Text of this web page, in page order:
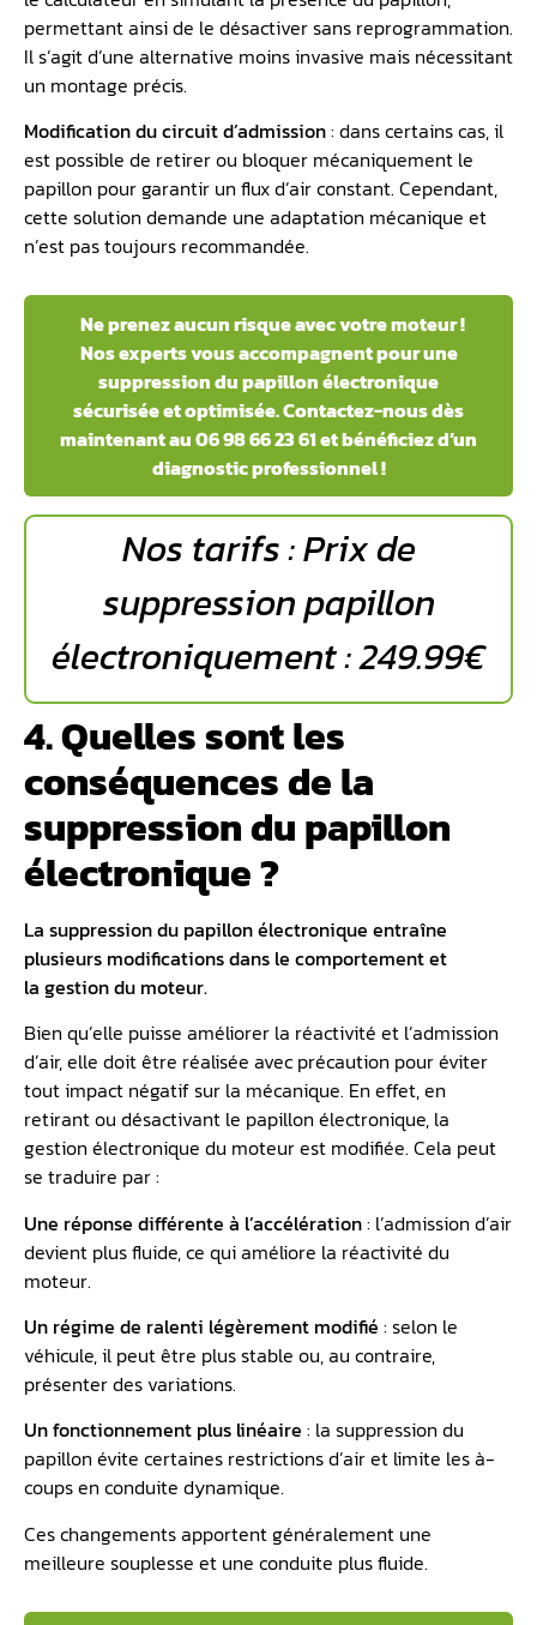
permettant ainsi de le désactiver sans reprogrammation.
Il s’agit d’une alternative moins invasive mais nécessitant
un montage précis.
Modification du circuit d’admission: dans certains cas, il
est possible de retirer ou bloquer mécaniquement le
papillon pour garantir un flux d’air constant. Cependant,
cette solution demande une adaptation mécanique et
n’est pas toujours recommandée.
Ne prenez aucun risque avec votre moteur !
Nos experts vous accompagnent pour une
suppression du papillon électronique
sécurisée et optimisée. Contactez-nous dès
maintenant au 06 98 66 23 61 et bénéficiez d’un
diagnostic professionnel !
Nos tarifs : Prix de
suppression papillon
électroniquement : 249.99€
4. Quelles sont les
conséquences de la
suppression du papillon
électronique ?
La suppression du papillon électronique entraîne
plusieurs modifications dans le comportement et
la gestion du moteur.
Bien qu’elle puisse améliorer la réactivité et l’admission
d’air, elle doit être réalisée avec précaution pour éviter
tout impact négatif sur la mécanique. En effet, en
retirant ou désactivant le papillon électronique, la
gestion électronique du moteur est modifiée. Cela peut
se traduire par :
Une réponse différente à l’accélération: l’admission d’air
devient plus fluide, ce qui améliore la réactivité du
moteur.
Un régime de ralenti légèrement modifié : selon le
véhicule, il peut être plus stable ou, au contraire,
présenter des variations.
Un fonctionnement plus linéaire : la suppression du
papillon évite certaines restrictions d’air et limite les à-
coups en conduite dynamique.
Ces changements apportent généralement une
meilleure souplesse et une conduite plus fluide.